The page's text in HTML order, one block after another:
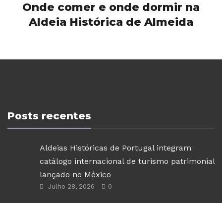
Onde comer e onde dormir na
Aldeia Histórica de Almeida
Posts recentes
Aldeias Históricas de Portugal integram
catálogo internacional de turismo patrimonial
lançado no México
Julho 28, 2026 0